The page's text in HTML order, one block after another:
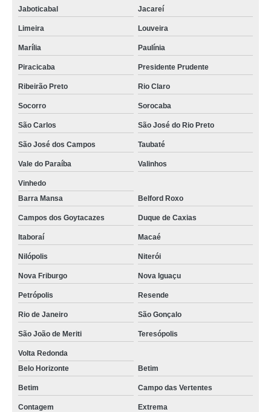
Jaboticabal Jacareí
Limeira Louveira
Marília Paulínia
Piracicaba Presidente Prudente
Ribeirão Preto Rio Claro
Socorro Sorocaba
São Carlos São José do Rio Preto
São José dos Campos Taubaté
Vale do Paraíba Valinhos
Vinhedo
Barra Mansa
Belford Roxo
Campos dos Goytacazes Duque de Caxias
Itaboraí Macaé
Nilópolis Niterói
Nova Friburgo Nova Iguaçu
Petrópolis Resende
Rio de Janeiro São Gonçalo
São João de Meriti Teresópolis
Volta Redonda
Belo Horizonte
Betim
Betim Campo das Vertentes
Contagem Extrema